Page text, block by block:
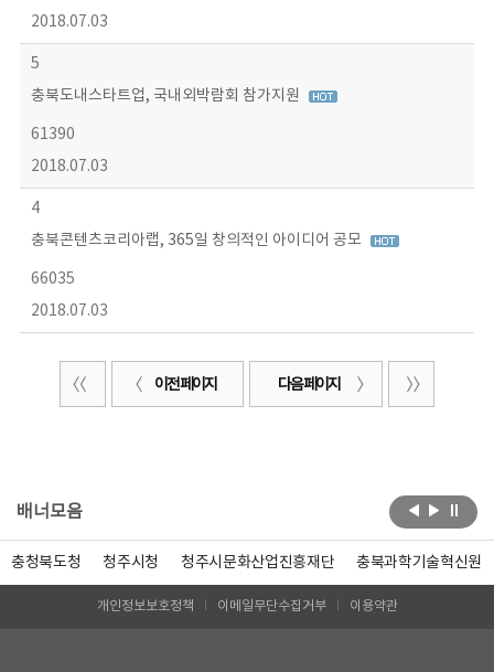
2018.07.03
5
충북도내스타트업, 국내외박람회 참가지원
61390
2018.07.03
4
충북콘텐츠코리아랩, 365일 창의적인 아이디어 공모
66035
2018.07.03
이전 페이지 다음 페이지
배너모음
충청북도청 청주시청 청주시문화산업진흥재단 충북과학기술혁신원
개인정보보호정책 이메일무단수집거부 이용약관